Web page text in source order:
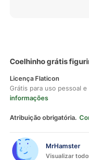
Coelhinho grátis
Licença Flaticon
Grátis para uso pessoal
informações
Atribuição obrigatória.
MrHamster
Visualizar